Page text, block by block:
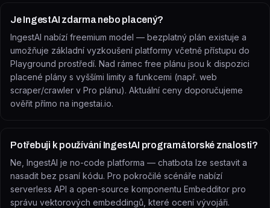
Je IngestAI zdarma nebo placený?
IngestAI nabízí freemium model — bezplatný plán existuje a
umožňuje základní vyzkoušení platformy včetně přístupu do
Playground prostředí. Nad rámec free plánu jsou k dispozici
placené plány s vyššími limity a funkcemi (např. web
scraper/crawler v Pro plánu). Aktuální ceny doporučujeme
ověřit přímo na ingestai.io.
Potřebuji k používání IngestAI programátorské znalosti?
Ne, IngestAI je no-code platforma — chatbota lze sestavit a
nasadit bez psaní kódu. Pro pokročilé scénáře nabízí
serverless API a open-source komponentu Embedditor pro
správu vektorových embeddingů, které ocení vývojáři.